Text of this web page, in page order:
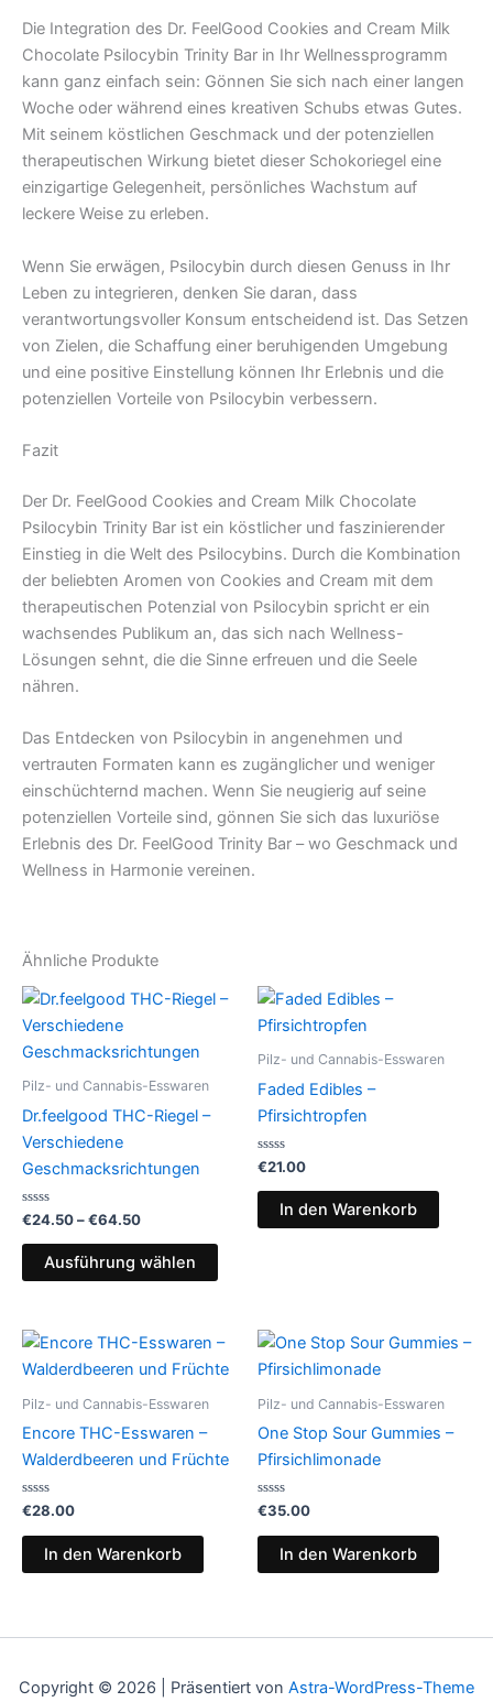
Die Integration des Dr. FeelGood Cookies and Cream Milk
Chocolate Psilocybin Trinity Bar in Ihr Wellnessprogramm
kann ganz einfach sein: Gönnen Sie sich nach einer langen
Woche oder während eines kreativen Schubs etwas Gutes.
Mit seinem köstlichen Geschmack und der potenziellen
therapeutischen Wirkung bietet dieser Schokoriegel eine
einzigartige Gelegenheit, persönliches Wachstum auf
leckere Weise zu erleben.
Wenn Sie erwägen, Psilocybin durch diesen Genuss in Ihr
Leben zu integrieren, denken Sie daran, dass
verantwortungsvoller Konsum entscheidend ist. Das Setzen
von Zielen, die Schaffung einer beruhigenden Umgebung
und eine positive Einstellung können Ihr Erlebnis und die
potenziellen Vorteile von Psilocybin verbessern.
Fazit
Der Dr. FeelGood Cookies and Cream Milk Chocolate
Psilocybin Trinity Bar ist ein köstlicher und faszinierender
Einstieg in die Welt des Psilocybins. Durch die Kombination
der beliebten Aromen von Cookies and Cream mit dem
therapeutischen Potenzial von Psilocybin spricht er ein
wachsendes Publikum an, das sich nach Wellness-
Lösungen sehnt, die die Sinne erfreuen und die Seele
nähren.
Das Entdecken von Psilocybin in angenehmen und
vertrauten Formaten kann es zugänglicher und weniger
einschüchternd machen. Wenn Sie neugierig auf seine
potenziellen Vorteile sind, gönnen Sie sich das luxuriöse
Erlebnis des Dr. FeelGood Trinity Bar – wo Geschmack und
Wellness in Harmonie vereinen.
Ähnliche Produkte
Pilz- und Cannabis-Esswaren
Dr.feelgood THC-Riegel –
Verschiedene
Geschmacksrichtungen
Bewertet
mit
0
€24.50–€64.50
Preisspanne:
€64.50
Ausführung wählen
Dieses
Produkt
werden
Pilz- und Cannabis-Esswaren
Faded Edibles –
Pfirsichtropfen
Bewertet
mit
0
€21.00
In den Warenkorb
Pilz- und Cannabis-Esswaren
Encore THC-Esswaren –
Walderdbeeren und Früchte
Bewertet
0
€28.00
In den Warenkorb
Pilz- und Cannabis-Esswaren
One Stop Sour Gummies –
Pfirsichlimonade
Bewertet
0
€35.00
In den Warenkorb
Copyright © 2026 | Präsentiert von Astra-WordPress-Theme